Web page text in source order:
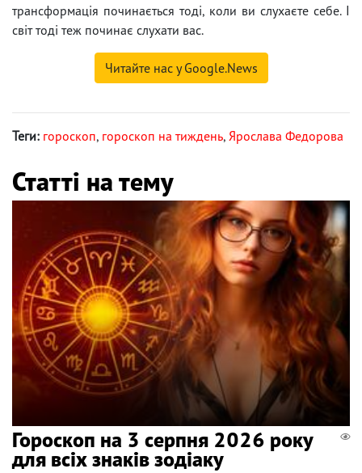
трансформація починається тоді, коли ви слухаєте себе. І
світ тоді теж починає слухати вас.
Читайте нас у Google.News
Теги: гороскоп, гороскоп на тиждень, Ярослава Федорова
Статті на тему
Гороскоп на 3 серпня 2026 року
для всіх знаків зодіаку